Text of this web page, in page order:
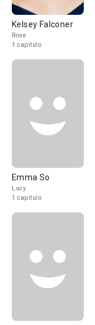
Kelsey Falconer
Rose
1 capítulo
Emma So
Lucy
1 capítulo